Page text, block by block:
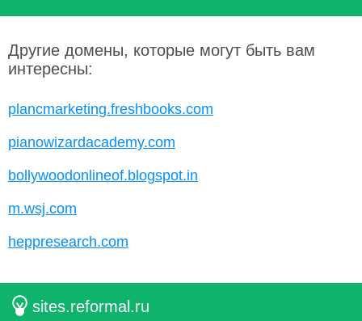
Другие домены, которые могут быть вам
интересны:
plancmarketing.freshbooks.com
pianowizardacademy.com
bollywoodonlineof.blogspot.in
m.wsj.com
heppresearch.com
sites.reformal.ru